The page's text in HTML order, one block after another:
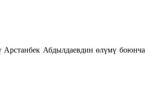
Арстанбек Абдылдаевдин өлүмү боюнча